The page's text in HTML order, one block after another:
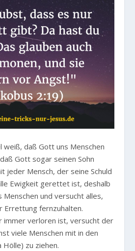
weiß, daß Gott uns Menschen
Gott sogar seinen Sohn
jeder Mensch, der seine Schuld
Ewigkeit gerettet ist, deshalb
und versucht alles,
Errettung fernzuhalten.
immer verloren ist, versucht der
viele Menschen mit in den
zu ziehen.